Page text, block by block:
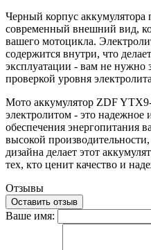
Черный корпус аккумулятора
современный внешний вид,
вашего мотоцикла.
содержится внутри, что
эксплуатации - вам не нужно
проверкой уровня
Мото аккумулятор ZDF
электролитом - это надежное
обеспечения энергопитания
высокой
дизайна делает этот
тех, кто ценит качество и
Отзывы
Оставить отзыв
Ваше имя: